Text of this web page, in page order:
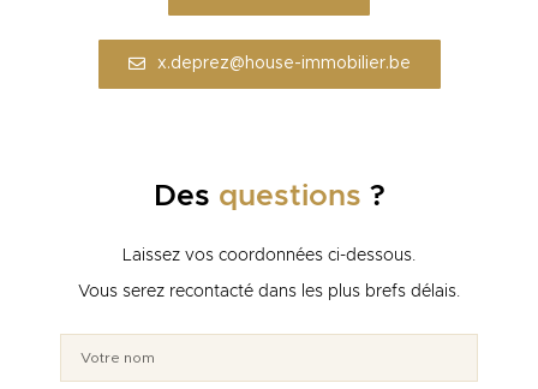
x.deprez@house-immobilier.be
Des questions ?
Laissez vos coordonnées ci-dessous.
Vous serez recontacté dans les plus brefs délais.